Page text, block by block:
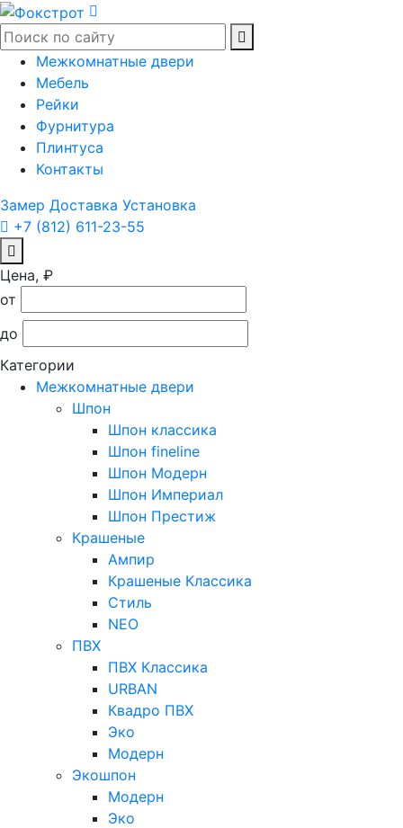
Межкомнатные двери
Мебель
Рейки
Фурнитура
Плинтуса
Контакты
Замер Доставка Установка
+7 (812) 611-23-55
Цена, ₽
от
до
Категории
Межкомнатные двери
Шпон
Шпон классика
Шпон fineline
Шпон Модерн
Шпон Империал
Шпон Престиж
Крашеные
Ампир
Крашеные Классика
Стиль
NEO
ПВХ
ПВХ Классика
URBAN
Квадро ПВХ
Эко
Модерн
Экошпон
Модерн
Эко